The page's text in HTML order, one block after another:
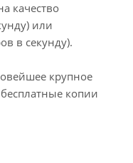
качество
или
в секунду).
крупное
копии